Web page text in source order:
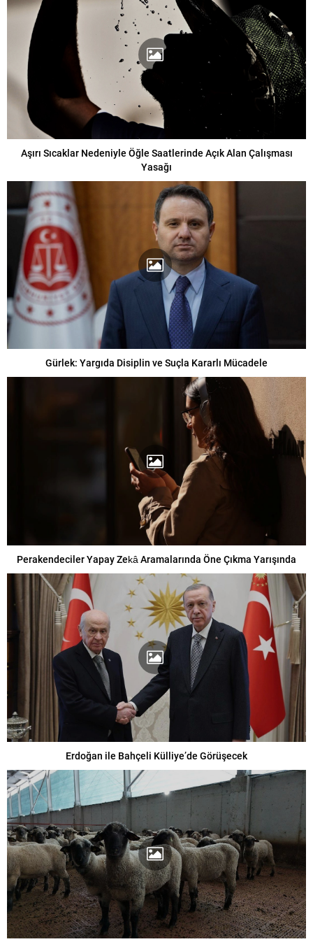
Aşırı Sıcaklar Nedeniyle Öğle Saatlerinde Açık Alan Çalışması
Yasağı
Gürlek: Yargıda Disiplin ve Suçla Kararlı Mücadele
Perakendeciler Yapay Zekâ Aramalarında Öne Çıkma Yarışında
Erdoğan ile Bahçeli Külliye’de Görüşecek